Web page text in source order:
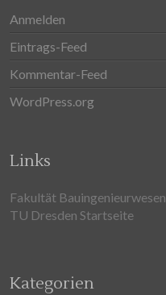
Anmelden
Eintrags-Feed
Kommentar-Feed
WordPress.org
Links
Fakultät Bauingenieurwesen
TU Dresden Startseite
Kategorien